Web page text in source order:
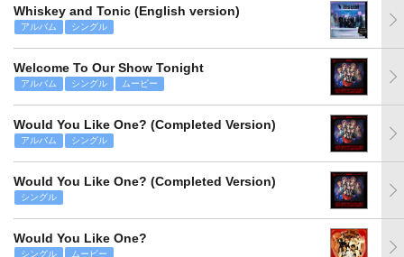
Whiskey and Tonic (English version)
アルバム シングル
Welcome To Our Show Tonight
アルバム シングル ムービー
Would You Like One? (Completed Version)
アルバム シングル
Would You Like One? (Completed Version)
シングル
Would You Like One?
シングル ムービー